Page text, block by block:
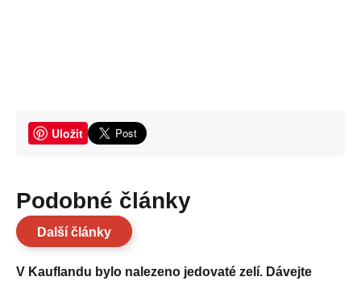
Uložit
Podobné články
Další články
V Kauflandu bylo nalezeno jedovaté zelí. Dávejte